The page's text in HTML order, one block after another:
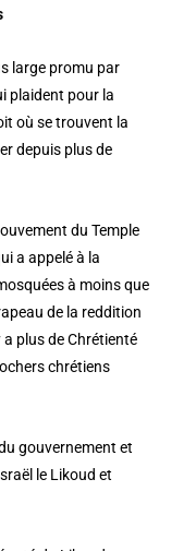
large promu par
plaident pour la
où se trouvent la
depuis plus de
du Temple
a appelé à la
à moins que
de la reddition
a plus de Chrétienté
chrétiens
gouvernement et
le Likoud et